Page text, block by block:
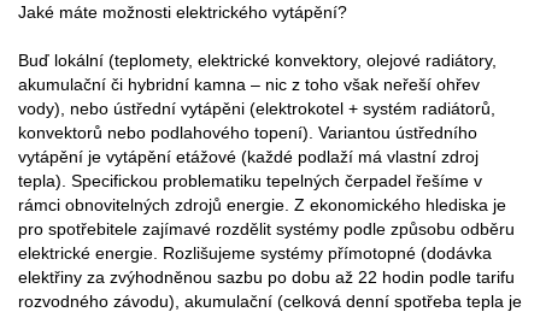
Jaké máte možnosti elektrického vytápění?
Buď lokální (teplomety, elektrické konvektory, olejové radiátory,
akumulační či hybridní kamna – nic z toho však neřeší ohřev
vody), nebo ústřední vytápěni (elektrokotel + systém radiátorů,
konvektorů nebo podlahového topení). Variantou ústředního
vytápění je vytápění etážové (každé podlaží má vlastní zdroj
tepla). Specifickou problematiku tepelných čerpadel řešíme v
rámci obnovitelných zdrojů energie. Z ekonomického hlediska je
pro spotřebitele zajímavé rozdělit systémy podle způsobu odběru
elektrické energie. Rozlišujeme systémy přímotopné (dodávka
elektřiny za zvýhodněnou sazbu po dobu až 22 hodin podle tarifu
rozvodného závodu), akumulační (celková denní spotřeba tepla je